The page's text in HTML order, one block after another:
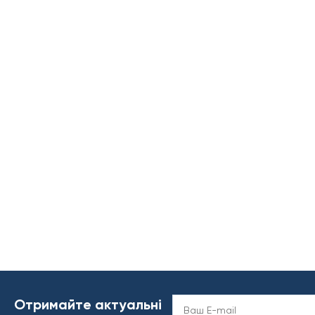
Отримайте актуальні